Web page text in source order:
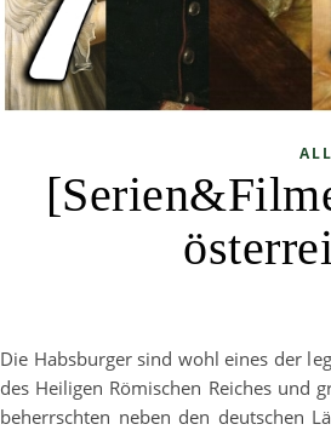
Die Habsburger sind wohl eines der
des Heiligen Römischen Reiches und
beherrschten neben den deutschen